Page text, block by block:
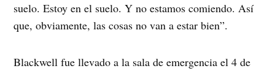
suelo. Estoy en el suelo. Y no estamos comiendo. Así
que, obviamente, las cosas no van a estar bien”.
Blackwell fue llevado a la sala de emergencia el 4 de